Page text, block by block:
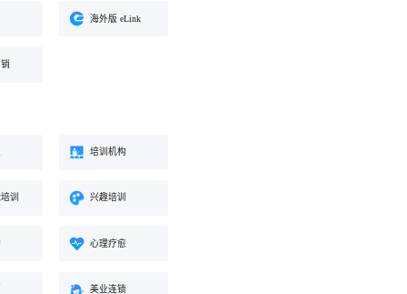
海外版 eLink
培训机构
训 兴趣培训
心理疗愈
美业连锁